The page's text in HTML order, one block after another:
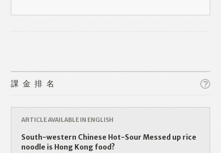
Like Facebook Twitter Line
WhatsApp Email Print
願性質。我們收集的個人資料包括姓名、
保留隨時增減本付費服務內容的權利，包
括但不限於漫畫、節目、小說等欄目及內
將你的個人資料與從商業夥伴或其他公司
取得的資料結合，但不會出租、出售、或
透露你的個人資料予他人或非附屬公司。
課金排名
ARTICLE AVAILABLE IN ENGLISH
South-western Chinese Hot-Sour Messed up rice
noodle is Hong Kong food?